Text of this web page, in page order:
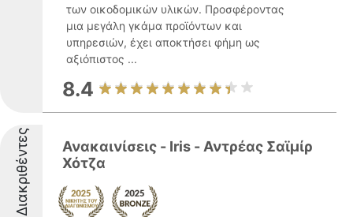
των οικοδομικών υλικών. Προσφέροντας
μια μεγάλη γκάμα προϊόντων και
υπηρεσιών, έχει αποκτήσει φήμη ως
αξιόπιστος ...
8.4
Διακριθέντες
Ανακαινίσεις - Iris - Αντρέας Σαϊμίρ
Χότζα